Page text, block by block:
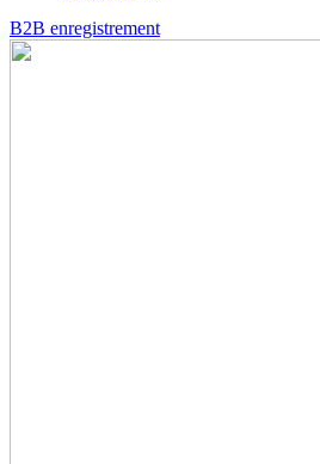
B2B enregistrement